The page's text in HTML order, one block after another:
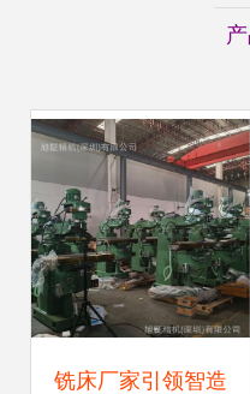
铣床厂家引领智造